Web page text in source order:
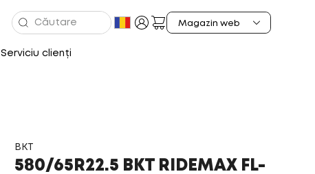
Serviciu clienți
BKT
580/65R22.5 BKT RIDEMAX FL-